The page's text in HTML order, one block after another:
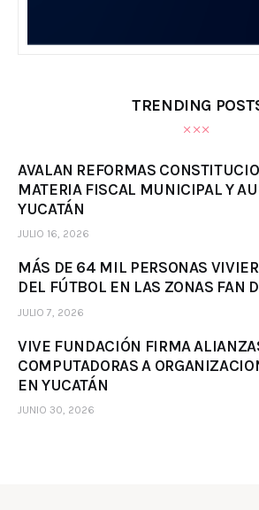
TRENDING
AVALAN REFORMAS
MATERIA FISCAL MUNICIPAL Y
YUCATÁN
JULIO 16, 2026
MÁS DE 64 MIL PERSONAS
DEL FÚTBOL EN LAS ZONAS FAN
JULIO 7, 2026
VIVE FUNDACIÓN FIRMA
COMPUTADORAS A
EN YUCATÁN
JUNIO 30, 2026